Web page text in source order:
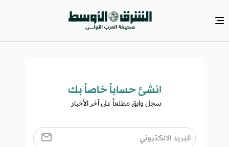
انشئ حساباً خاصاً بك​
سجل وابق مطلعاً على آخر الأخبار ​